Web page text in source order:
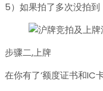
5）如果拍了多次没拍到
步骤二,上牌
在你有了’额度证书和IC